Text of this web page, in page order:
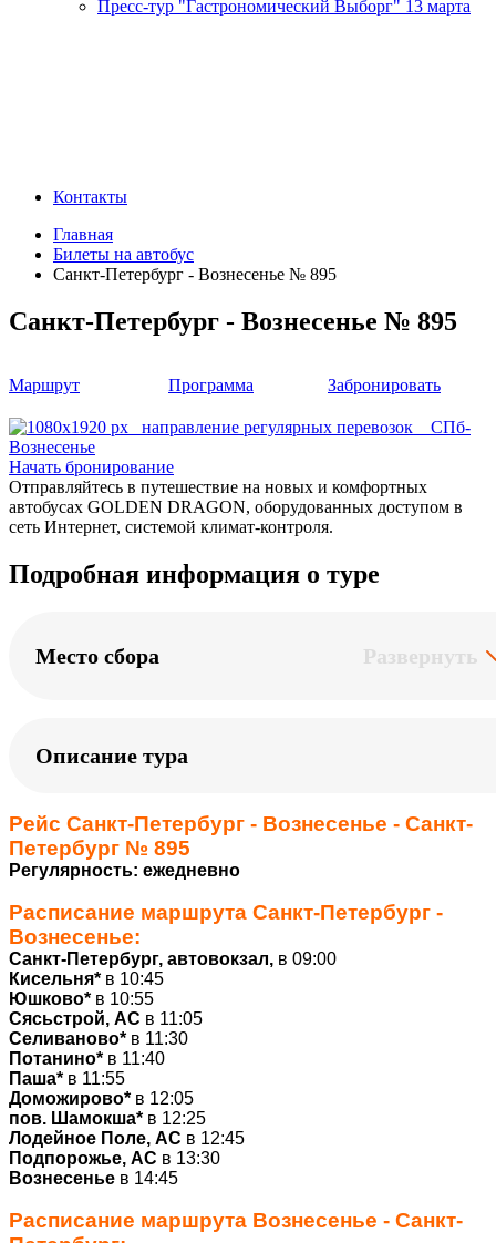
Пресс-тур "Гастрономический Выборг" 13 марта
Контакты
Главная
Билеты на автобус
Санкт-Петербург - Вознесенье № 895
Санкт-Петербург - Вознесенье № 895
Маршрут Программа Забронировать
Начать бронирование
Отправляйтесь в путешествие на новых и комфортных
автобусах GOLDEN DRAGON, оборудованных доступом в
сеть Интернет, системой климат-контроля.
Подробная информация о туре
Место сбора Развернуть
Описание тура
Рейс Санкт-Петербург - Вознесенье - Санкт-
Петербург № 895
Регулярность: ежедневно
Расписание маршрута Санкт-Петербург -
Вознесенье:
Санкт-Петербург, автовокзал, в 09:00
Кисельня* в 10:45
Юшково* в 10:55
Сясьстрой, АС в 11:05
Селиваново* в 11:30
Потанино* в 11:40
Паша* в 11:55
Доможирово* в 12:05
пов. Шамокша* в 12:25
Лодейное Поле, АС в 12:45
Подпорожье, АС в 13:30
Вознесенье в 14:45
Расписание маршрута Вознесенье - Санкт-